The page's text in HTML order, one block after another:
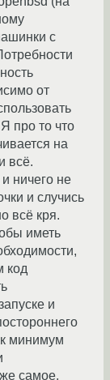
с
от
про то что
на
всё.
ничего не
и случись
всё кря.
иметь
код
и
минимум
самое.